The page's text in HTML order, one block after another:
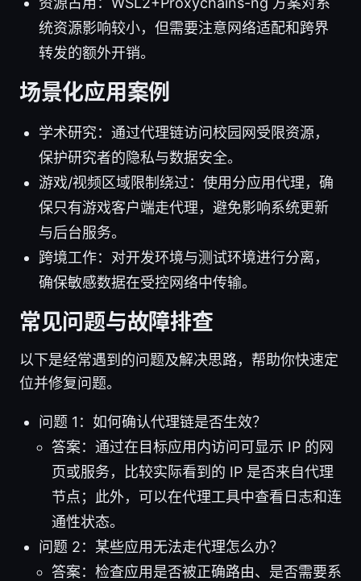
统资源影响较小，但需要注意网络适配和跨界
转发的额外开销。
场景化应用案例
学术研究：通过代理链访问校园网受限资源，
保护研究者的隐私与数据安全。
游戏/视频区域限制绕过：使用分应用代理，确
保只有游戏客户端走代理，避免影响系统更新
与后台服务。
跨境工作：对开发环境与测试环境进行分离，
确保敏感数据在受控网络中传输。
常见问题与故障排查
以下是经常遇到的问题及解决思路，帮助你快速定
位并修复问题。
问题 1：如何确认代理链是否生效？
答案：通过在目标应用内访问可显示 IP 的网
页或服务，比较实际看到的 IP 是否来自代理
节点；此外，可以在代理工具中查看日志和连
通性状态。
问题 2：某些应用无法走代理怎么办？
答案：检查应用是否被正确路由、是否需要系